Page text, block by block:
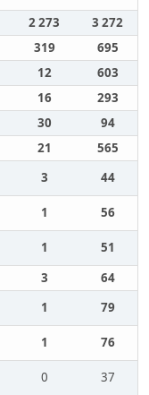
2 273
3 272
319
695
12
603
16
293
30
94
21
565
3
44
1
56
1
51
3
64
1
79
1
76
0
37